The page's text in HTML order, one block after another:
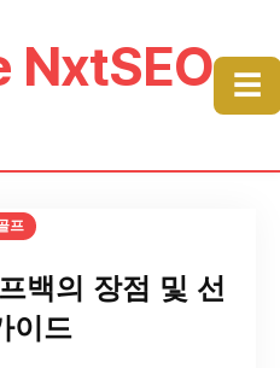
NxtSEO ☰
프
백의 장점 및 선
이드